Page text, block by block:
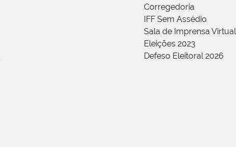
Corregedoria
IFF Sem Assédio
Sala de Imprensa Virtual
Eleições 2023
Defeso Eleitoral 2026